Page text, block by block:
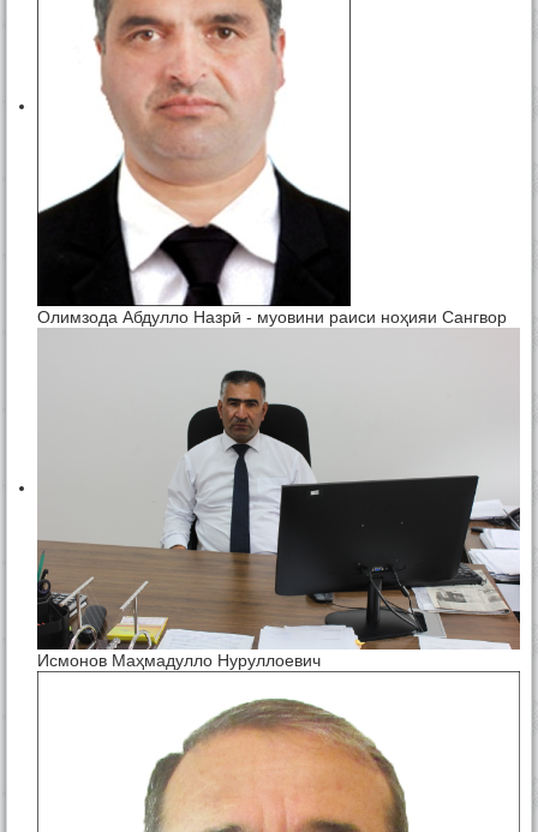
Олимзода Абдулло Назрӣ - муовини раиси ноҳияи Сангвор
Исмонов Маҳмадулло Нуруллоевич